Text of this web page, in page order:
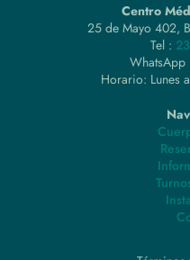
Centro
25 de Mayo 402,
Tel :
WhatsApp
Horario: Lunes